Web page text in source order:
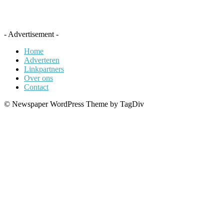
- Advertisement -
Home
Adverteren
Linkpartners
Over ons
Contact
© Newspaper WordPress Theme by TagDiv